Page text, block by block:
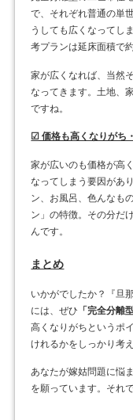
で、それぞれ普通の単
うしても広くなってし
考プランは延床面積で
家が広くなれば、当然
なってきます。土地、
ですね。
☑ 価格も高くなりがち
家が広いのも価格が高
なってしまう要因があ
ン、お風呂、色んなも
ン」の特徴。その分だ
んです。
まとめ
いかがでしたか？『旦
には、ぜひ 「完全分離
高くなりがちというポ
けれるかをしっかり考
あなたが嫁姑問題に悩
を願っています。それ